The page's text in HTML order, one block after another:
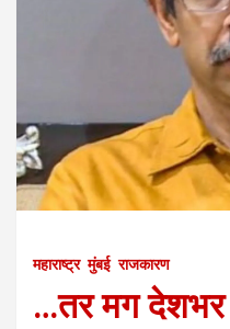
महाराष्ट्र मुंबई राजकारण
…तर मग देशभर